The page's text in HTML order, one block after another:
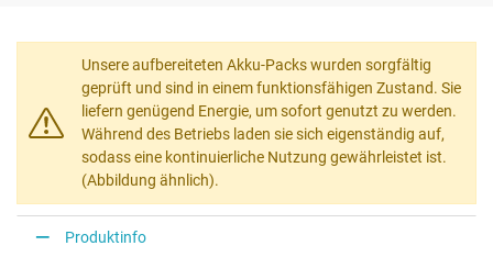
Unsere aufbereiteten Akku-Packs wurden sorgfältig
geprüft und sind in einem funktionsfähigen Zustand. Sie
liefern genügend Energie, um sofort genutzt zu werden.
Während des Betriebs laden sie sich eigenständig auf,
sodass eine kontinuierliche Nutzung gewährleistet ist.
(Abbildung ähnlich).
Produktinfo